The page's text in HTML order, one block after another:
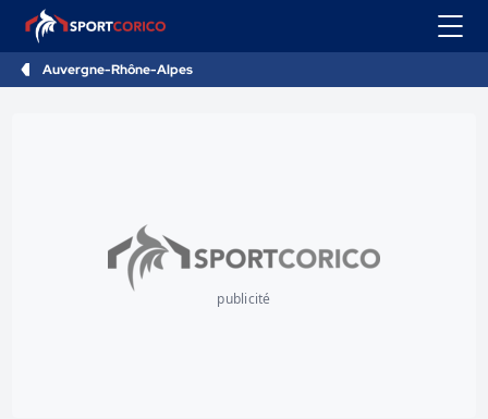
Auvergne-Rhône-Alpes
publicité